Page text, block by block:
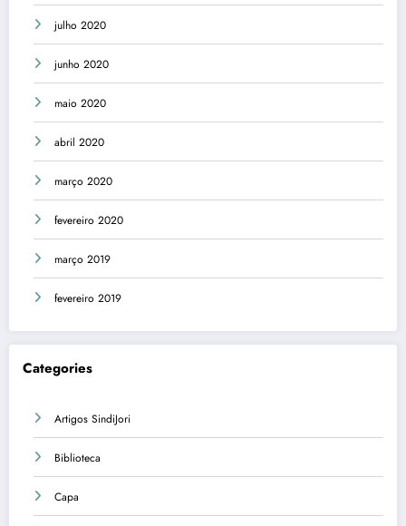
julho 2020
junho 2020
maio 2020
abril 2020
março 2020
fevereiro 2020
março 2019
fevereiro 2019
Categories
Artigos SindiJori
Biblioteca
Capa